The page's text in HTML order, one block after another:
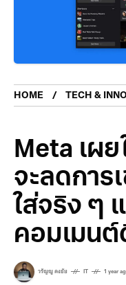
HOME TECH &
Meta เผ
จะลดการ
ใส่จริง ๆ
คอมเมนต์
วรัญญู คงชัย IT 1 year